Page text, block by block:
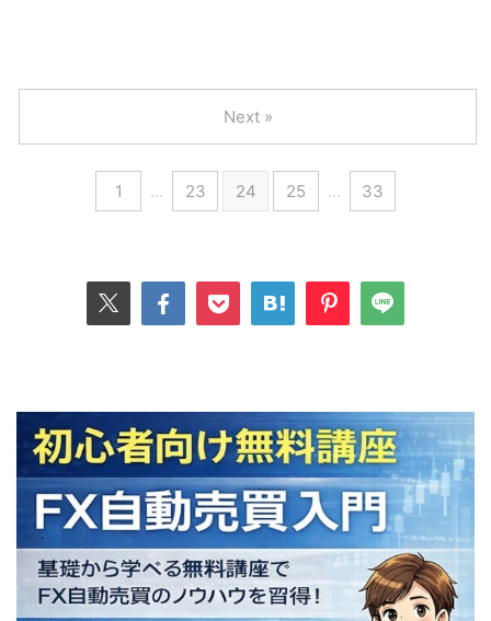
1 … 23 24 25 … 33
Next »